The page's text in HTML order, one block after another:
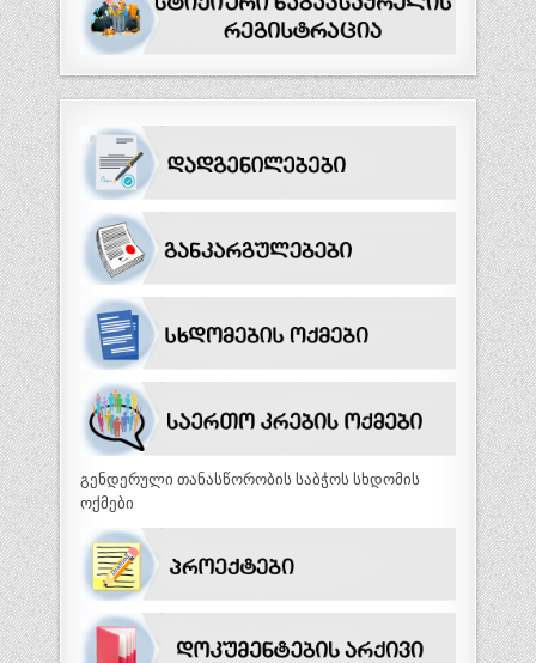
გენდერული თანასწორობის საბჭოს სხდომის
ოქმები